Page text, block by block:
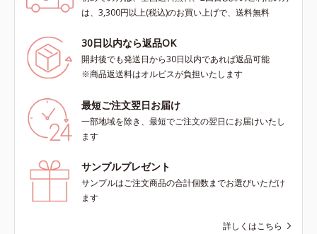
は、3,300円以上(税込)のお買い上げで、送料無料
30日以内なら返品OK
開封後でも発送日から30日以内であれば返品可能
※商品返送料はオルビスが負担いたします
最短ご注文翌日お届け
一部地域を除き、最短でご注文の翌日にお届けいたし
ます
サンプルプレゼント
サンプルはご注文商品の合計個数までお選びいただけ
ます
詳しくはこちら